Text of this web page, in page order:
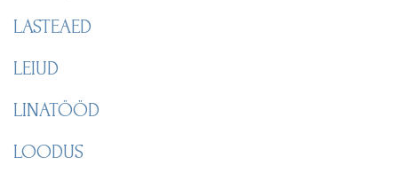
LASTEAED
LEIUD
LINATÖÖD
LOODUS